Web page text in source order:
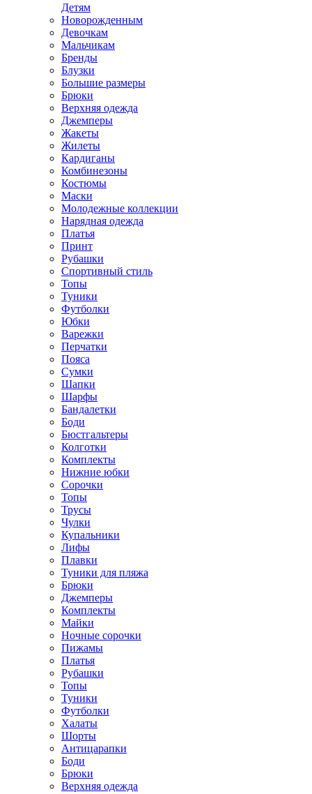
Детям
Новорожденным
Девочкам
Мальчикам
Бренды
Блузки
Большие размеры
Брюки
Верхняя одежда
Джемперы
Жакеты
Жилеты
Кардиганы
Комбинезоны
Костюмы
Маски
Молодежные коллекции
Нарядная одежда
Платья
Принт
Рубашки
Спортивный стиль
Топы
Туники
Футболки
Юбки
Варежки
Перчатки
Пояса
Сумки
Шапки
Шарфы
Бандалетки
Боди
Бюстгальтеры
Колготки
Комплекты
Нижние юбки
Сорочки
Топы
Трусы
Чулки
Купальники
Лифы
Плавки
Туники для пляжа
Брюки
Джемперы
Комплекты
Майки
Ночные сорочки
Пижамы
Платья
Рубашки
Топы
Туники
Футболки
Халаты
Шорты
Антицарапки
Боди
Брюки
Верхняя одежда